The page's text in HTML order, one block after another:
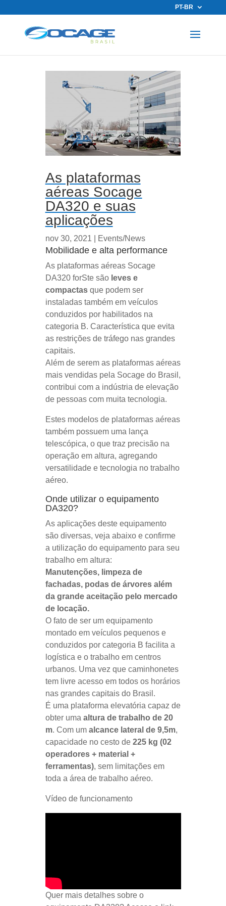
PT-BR
As plataformas
aéreas Socage
DA320 e suas
aplicações
nov 30, 2021 Events/News
Mobilidade e alta performance
As plataformas aéreas Socage
DA320 forSte são leves e
compactasque podem ser
instaladas também em veículos
conduzidos por habilitados na
categoria B. Característica que evita
as restrições de tráfego nas grandes
capitais.
Além de serem as plataformas aéreas
mais vendidas pela Socage do Brasil,
contribui com a indústria de elevação
de pessoas com muita tecnologia.
Estes modelos de plataformas aéreas
também possuem uma lança
telescópica, o que traz precisão na
operação em altura, agregando
versatilidade e tecnologia no trabalho
aéreo.
Onde utilizar o equipamento
DA320?
As aplicações deste equipamento
são diversas, veja abaixo e confirme
a utilização do equipamento para seu
trabalho em altura:
Manutenções, limpeza de
fachadas, podas de árvores além
da grande aceitação pelo mercado
de locação.
O fato de ser um equipamento
montado em veículos pequenos e
conduzidos por categoria B facilita a
logística e o trabalho em centros
urbanos. Uma vez que caminhonetes
tem livre acesso em todos os horários
nas grandes capitais do Brasil.
É uma plataforma elevatória capaz de
obter uma altura de trabalho de 20
m. Com um alcance lateral de 9,5m,
capacidade no cesto de 225 kg (02
operadores + material +
ferramentas), sem limitações em
toda a área de trabalho aéreo.
Vídeo de funcionamento
Quer mais detalhes sobre o